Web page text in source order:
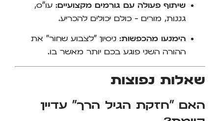
שיתוף פעולה עם גורמים מקצועיים: עו"ס,
גננות, מורים – כולם יכולים להכריע.
הימנעו מהכפשות: ניסיון "לצבוע שחור" את
ההורה השני פוגע בכם יותר מאשר בו.
שאלות נפוצות
האם "חזקת הגיל הרך" עדיין